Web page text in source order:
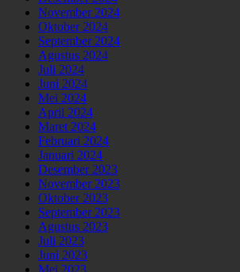
November 2024
Oktober 2024
September 2024
Agustus 2024
Juli 2024
Juni 2024
Mei 2024
April 2024
Maret 2024
Februari 2024
Januari 2024
Desember 2023
November 2023
Oktober 2023
September 2023
Agustus 2023
Juli 2023
Juni 2023
Mei 2023